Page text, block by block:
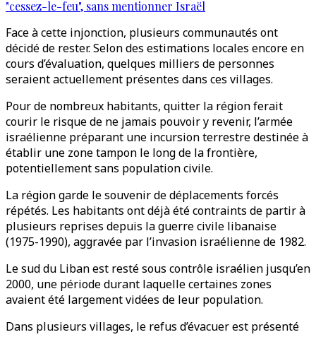
"cessez-le-feu", sans mentionner Israël
Face à cette injonction, plusieurs communautés ont
décidé de rester. Selon des estimations locales encore en
cours d’évaluation, quelques milliers de personnes
seraient actuellement présentes dans ces villages.
Pour de nombreux habitants, quitter la région ferait
courir le risque de ne jamais pouvoir y revenir, l’armée
israélienne préparant une incursion terrestre destinée à
établir une zone tampon le long de la frontière,
potentiellement sans population civile.
La région garde le souvenir de déplacements forcés
répétés. Les habitants ont déjà été contraints de partir à
plusieurs reprises depuis la guerre civile libanaise
(1975-1990), aggravée par l’invasion israélienne de 1982.
Le sud du Liban est resté sous contrôle israélien jusqu’en
2000, une période durant laquelle certaines zones
avaient été largement vidées de leur population.
Dans plusieurs villages, le refus d’évacuer est présenté